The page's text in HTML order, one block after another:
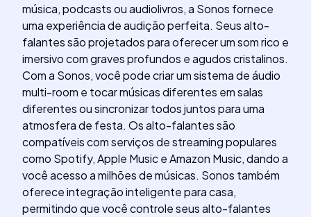
música, podcasts ou audiolivros, a Sonos fornece
uma experiência de audição perfeita. Seus alto-
falantes são projetados para oferecer um som rico e
imersivo com graves profundos e agudos cristalinos.
Com a Sonos, você pode criar um sistema de áudio
multi-room e tocar músicas diferentes em salas
diferentes ou sincronizar todos juntos para uma
atmosfera de festa. Os alto-falantes são
compatíveis com serviços de streaming populares
como Spotify, Apple Music e Amazon Music, dando a
você acesso a milhões de músicas. Sonos também
oferece integração inteligente para casa,
permitindo que você controle seus alto-falantes